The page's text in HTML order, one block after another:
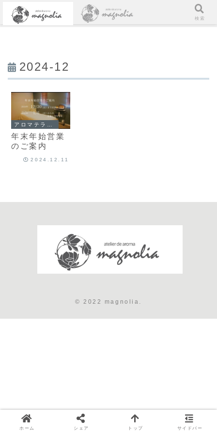
2024-12
年末年始営業
のご案内
2024.12.11
© 2022 magnolia.
メニュー 検索
ホーム シェア トップ サイドバー